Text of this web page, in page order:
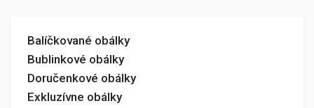
Balíčkované obálky
Bublinkové obálky
Doručenkové obálky
Exkluzívne obálky